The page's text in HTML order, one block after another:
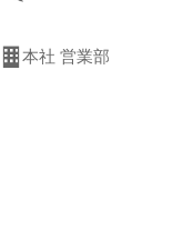
本社 営業部